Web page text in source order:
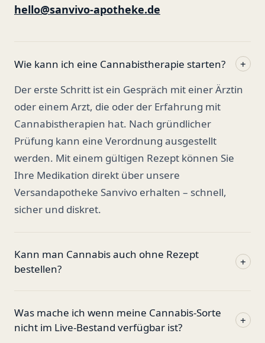
hello@sanvivo-apotheke.de
Wie kann ich eine Cannabistherapie starten?
+
Der erste Schritt ist ein Gespräch mit einer Ärztin
oder einem Arzt, die oder der Erfahrung mit
Cannabistherapien hat. Nach gründlicher
Prüfung kann eine Verordnung ausgestellt
werden. Mit einem gültigen Rezept können Sie
Ihre Medikation direkt über unsere
Versandapotheke Sanvivo erhalten – schnell,
sicher und diskret.
Kann man Cannabis auch ohne Rezept
bestellen?
+
Was mache ich wenn meine Cannabis-Sorte
nicht im Live-Bestand verfügbar ist?
+